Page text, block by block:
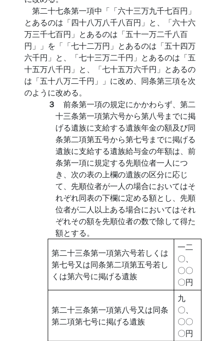
第二十七条第一項中「「六十三万九千七百円」
とあるのは「四十八万八千八百円」と、「六十六
万三千七百円」とあるのは「五十一万二千八百
円」」を「「七十二万円」とあるのは「五十四万
六千円」と、「七十三万二千円」とあるのは「五
十五万八千円」と、「七十五万六千円」とあるの
は「五十八万二千円」」に改め、同条第三項を次
のように改める。
３ 前条第一項の規定にかかわらず、第二
十三条第一項第六号から第八号までに掲
げる遺族に支給する遺族年金の額及び同
条第二項第五号から第七号までに掲げる
遺族に支給する遺族給与金の年額は、前
条第一項に規定する先順位者一人につ
き、次の表の上欄の遺族の区分に応じ
て、先順位者が一人の場合においてはそ
れぞれ同表の下欄に定める額とし、先順
位者が二人以上ある場合においてはそれ
ぞれその額を先順位者の数で除して得た
額とする。
第二十三条第一項第六号若しくは
第七号又は同条第二項第五号若し
くは第六号に掲げる遺族
一二
〇、
〇〇
〇円
第二十三条第一項第八号又は同条
第二項第七号に掲げる遺族
九
〇、
〇〇
〇円